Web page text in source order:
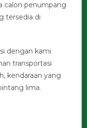
calon penumpang
tersedia di
dengan kami
transportasi
kendaraan yang
lima.